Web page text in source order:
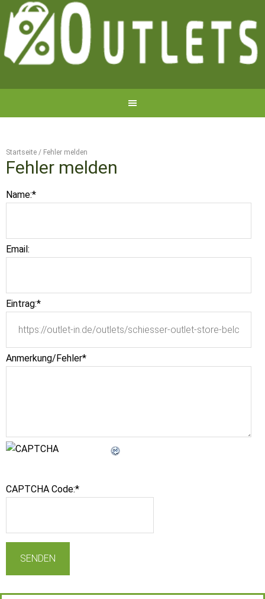
Startseite / Fehler melden
Fehler melden
Name:*
Email:
Eintrag:*
Anmerkung/Fehler*
CAPTCHA Code:*